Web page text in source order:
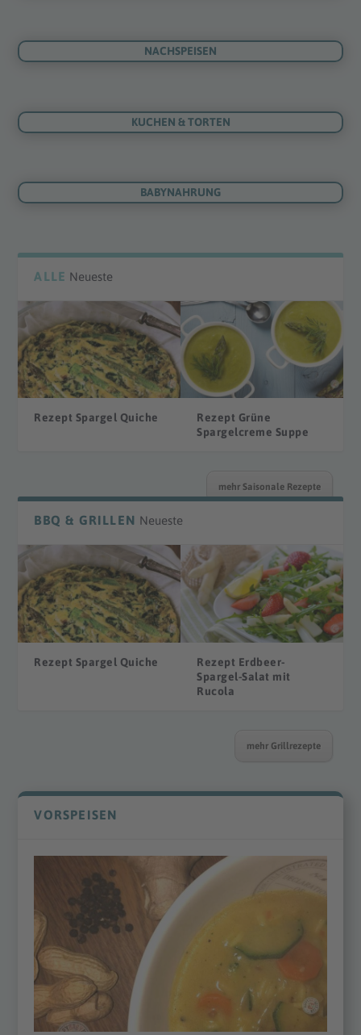
NACHSPEISEN
KUCHEN & TORTEN
BABYNAHRUNG
ALLE Neueste
Rezept Spargel Quiche
Rezept Grüne
Spargelcreme Suppe
mehr Saisonale Rezepte
BBQ & GRILLEN Neueste
Rezept Spargel Quiche
Rezept Erdbeer-
Spargel-Salat mit
Rucola
mehr Grillrezepte
VORSPEISEN